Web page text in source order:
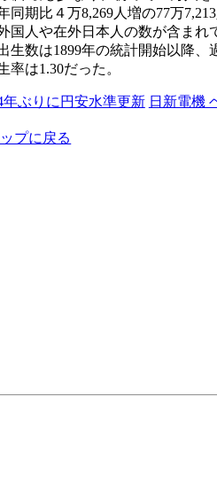
期比４万8,269人増の77万7,213
国人や在外日本人の数が含まれ
生数は1899年の統計開始以降
は1.30だった。
ぶりに円安水準更新 日新電機
ップに戻る